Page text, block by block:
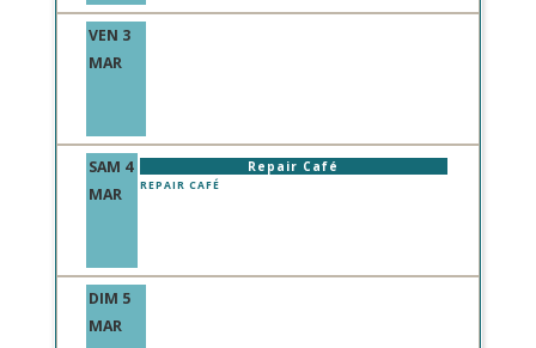
VEN 3
MAR
SAM 4
MAR
Repair Café
REPAIR CAFÉ
DIM 5
MAR